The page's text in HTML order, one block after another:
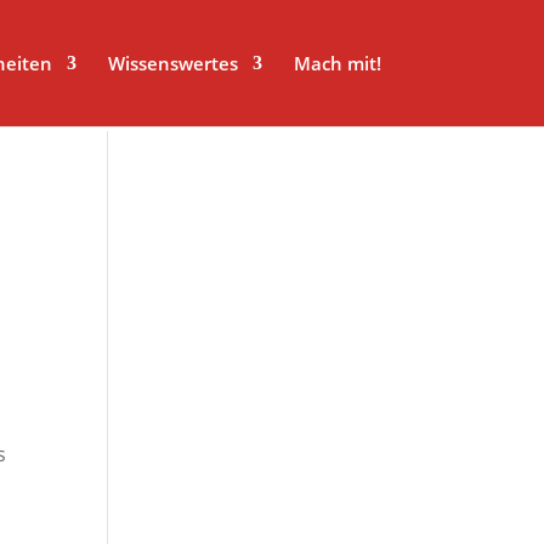
Wissenswertes Mach mit!